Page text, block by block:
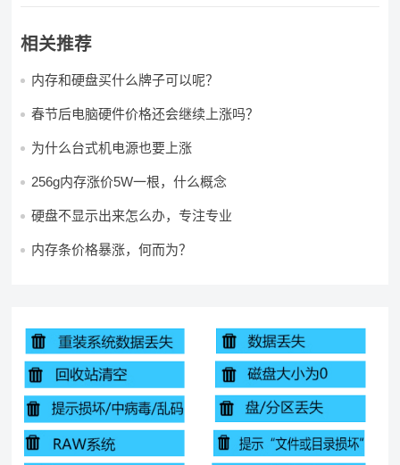
相关推荐
内存和硬盘买什么牌子可以呢？
春节后电脑硬件价格还会继续上涨吗？
为什么台式机电源也要上涨
256g内存涨价5W一根，什么概念
硬盘不显示出来怎么办，专注专业
内存条价格暴涨，何而为？